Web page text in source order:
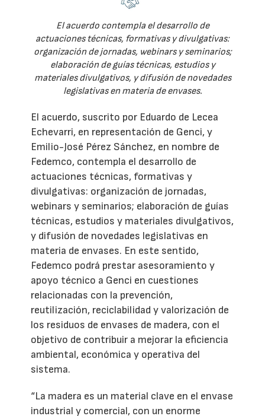
El acuerdo contempla el desarrollo de
actuaciones técnicas, formativas y divulgativas:
organización de jornadas, webinars y seminarios;
elaboración de guías técnicas, estudios y
materiales divulgativos, y difusión de novedades
legislativas en materia de envases.
El acuerdo, suscrito por Eduardo de Lecea
Echevarri, en representación de Genci, y
Emilio-José Pérez Sánchez, en nombre de
Fedemco, contempla el desarrollo de
actuaciones técnicas, formativas y
divulgativas: organización de jornadas,
webinars y seminarios; elaboración de guías
técnicas, estudios y materiales divulgativos,
y difusión de novedades legislativas en
materia de envases. En este sentido,
Fedemco podrá prestar asesoramiento y
apoyo técnico a Genci en cuestiones
relacionadas con la prevención,
reutilización, reciclabilidad y valorización de
los residuos de envases de madera, con el
objetivo de contribuir a mejorar la eficiencia
ambiental, económica y operativa del
sistema.
“La madera es un material clave en el envase
industrial y comercial, con un enorme